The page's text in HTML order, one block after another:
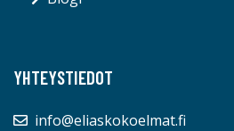
YHTEYSTIEDOT
info@eliaskokoelmat.fi